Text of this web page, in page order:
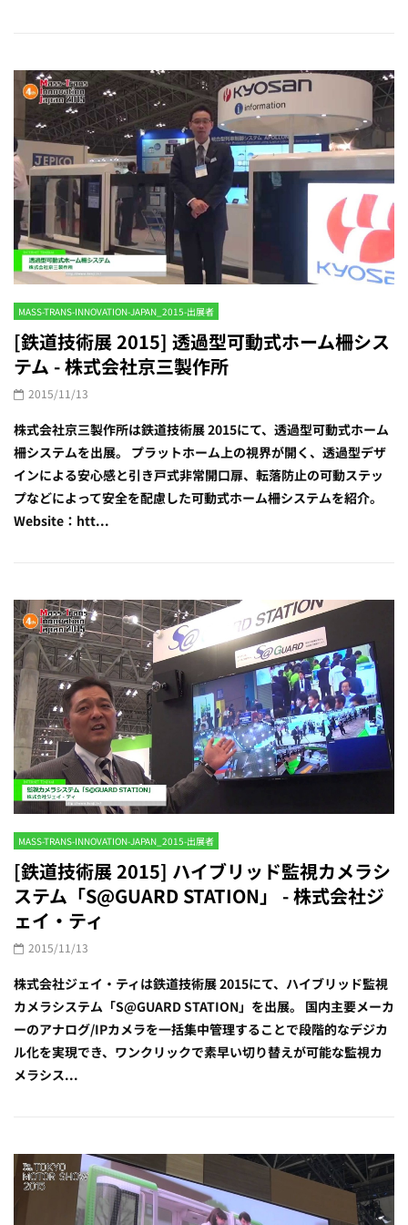
MASS-TRANS-INNOVATION-JAPAN_2015-出展者
[鉄道技術展 2015] 透過型可動式ホーム柵シス
テム - 株式会社京三製作所
2015/11/13
株式会社京三製作所は鉄道技術展 2015にて、透過型可動式ホーム
柵システムを出展。 プラットホーム上の視界が開く、透過型デザ
インによる安心感と引き戸式非常開口扉、転落防止の可動ステッ
プなどによって安全を配慮した可動式ホーム柵システムを紹介。
Website：htt...
MASS-TRANS-INNOVATION-JAPAN_2015-出展者
[鉄道技術展 2015] ハイブリッド監視カメラシ
ステム「S@GUARD STATION」 - 株式会社ジ
ェイ・ティ
2015/11/13
株式会社ジェイ・ティは鉄道技術展 2015にて、ハイブリッド監視
カメラシステム「S@GUARD STATION」を出展。 国内主要メーカ
ーのアナログ/IPカメラを一括集中管理することで段階的なデジカ
ル化を実現でき、ワンクリックで素早い切り替えが可能な監視カ
メラシス...